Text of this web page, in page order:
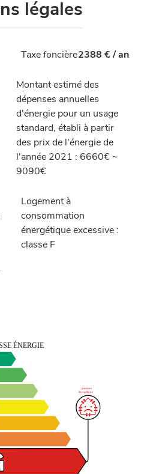
légales
Taxe foncière2388 € / an
Montant estimé des
dépenses annuelles
d'énergie pour un usage
standard, établi à partir
des prix de l'énergie de
l'année 2021 : 6660€ ~
9090€
Logement à
consommation
énergétique excessive :
classe F